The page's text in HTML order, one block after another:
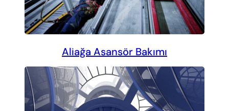
Aliağa Asansör Bakımı